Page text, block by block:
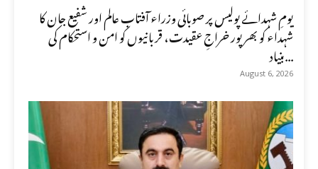
یومِ شہدائے پولیس پر صوبائی وزراء آفتاب عالم اور شفیع جان کا
شہداء کو بھرپور خراجِ عقیدت، قربانیوں کو امن و استحکام کی
بنیاد...
August 6, 2026